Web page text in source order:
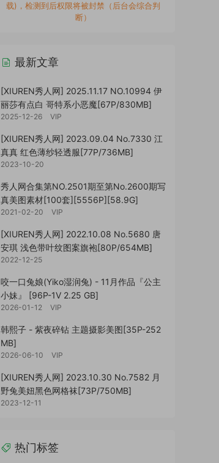
载)，检测到后权限将被封禁（后台会综合判
断）
最新文章
[XIUREN秀人网] 2025.11.17 NO.10994 伊
丽莎有点白 哥特系小恶魔[67P/830MB]
2025-12-26 VIP
[XIUREN秀人网] 2023.09.04 No.7330 江
真真 红色薄纱轻透服[77P/736MB]
2023-10-20
秀人网合集第NO.2501期至第No.2600期写
真美图素材[100套][5556P][58.9G]
2021-02-20 VIP
[XIUREN秀人网] 2022.10.08 No.5680 唐
安琪 浅色带叶纹图案旗袍[80P/654MB]
2022-12-25
咬一口兔娘(Yiko湿润兔) - 11月作品『公主
小妹』 [96P-1V 2.25 GB]
2026-01-12 VIP
韩熙子 - 紫夜碎钻 主题摄影美图[35P-252
MB]
2026-06-10 VIP
[XIUREN秀人网] 2023.10.30 No.7582 月
野兔美妞黑色网格袜[73P/750MB]
2023-12-11
热门标签